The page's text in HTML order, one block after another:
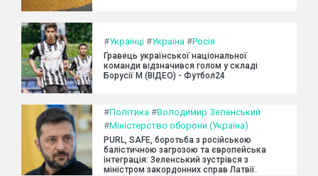
#Українці #Україна #Росія
Гравець української національної
команди відзначився голом у складі
Борусії М (ВІДЕО) - Футбол24
#Політика #Володимир Зеленський
#Міністерство оборони (Україна)
PURL, SAFE, боротьба з російською
балістичною загрозою та європейська
інтеграція: Зеленський зустрівся з
міністром закордонних справ Латвії.